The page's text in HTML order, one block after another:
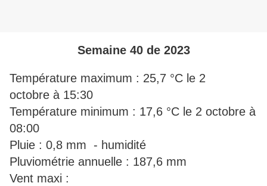
Semaine 40 de 2023
Température maximum : 25,7 °C le 2
octobre à 15:30
Température minimum : 17,6 °C le 2 octobre à
08:00
Pluie : 0,8 mm - humidité
Pluviométrie annuelle : 187,6 mm
Vent maxi :